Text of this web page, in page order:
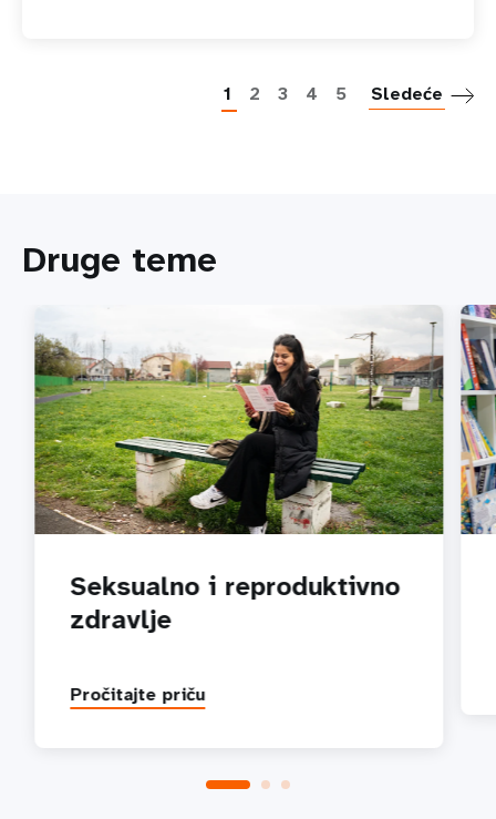
1 2 3 4 5 Sledeće
Druge teme
Seksualno i reproduktivno
zdravlje
Pročitajte priču